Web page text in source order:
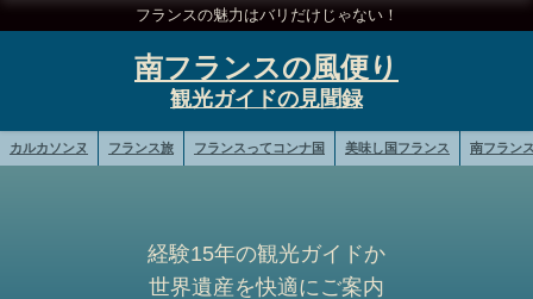
フランスの魅力はバリだけじゃない！
南フランスの風便り
カルカソンヌ フランス旅 フランスってコンナ国 美味し国フランス 南フラン
経験15年の観光ガイドか
世界遺産を快適にご案内